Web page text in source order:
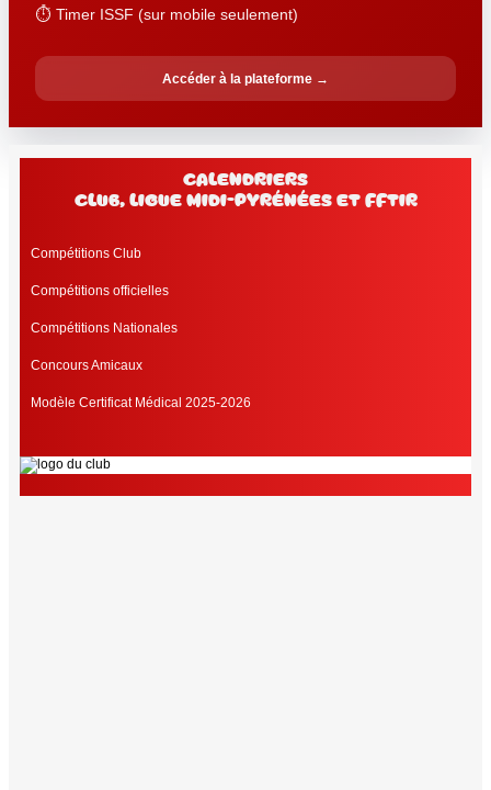
⏱️ Timer ISSF (sur mobile seulement)
Accéder à la plateforme →
Calendriers
club, Ligue Midi-Pyrénées et FFtir
Compétitions Club
Compétitions officielles
Compétitions Nationales
Concours Amicaux
Modèle Certificat Médical 2025-2026